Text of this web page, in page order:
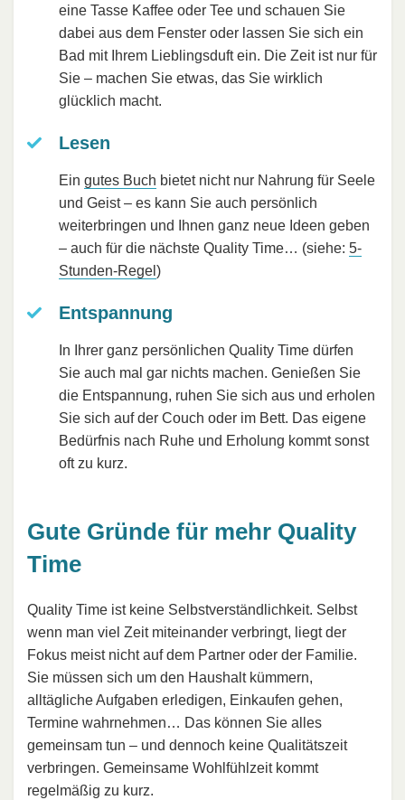
eine Tasse Kaffee oder Tee und schauen Sie
dabei aus dem Fenster oder lassen Sie sich ein
Bad mit Ihrem Lieblingsduft ein. Die Zeit ist nur für
Sie – machen Sie etwas, das Sie wirklich
glücklich macht.
Lesen
Ein gutes Buch bietet nicht nur Nahrung für Seele
und Geist – es kann Sie auch persönlich
weiterbringen und Ihnen ganz neue Ideen geben
– auch für die nächste Quality Time… (siehe: 5-
Stunden-Regel )
Entspannung
In Ihrer ganz persönlichen Quality Time dürfen
Sie auch mal gar nichts machen. Genießen Sie
die Entspannung, ruhen Sie sich aus und erholen
Sie sich auf der Couch oder im Bett. Das eigene
Bedürfnis nach Ruhe und Erholung kommt sonst
oft zu kurz.
Gute Gründe für mehr Quality
Time
Quality Time ist keine Selbstverständlichkeit. Selbst
wenn man viel Zeit miteinander verbringt, liegt der
Fokus meist nicht auf dem Partner oder der Familie.
Sie müssen sich um den Haushalt kümmern,
alltägliche Aufgaben erledigen, Einkaufen gehen,
Termine wahrnehmen… Das können Sie alles
gemeinsam tun – und dennoch keine Qualitätszeit
verbringen. Gemeinsame Wohlfühlzeit kommt
regelmäßig zu kurz.